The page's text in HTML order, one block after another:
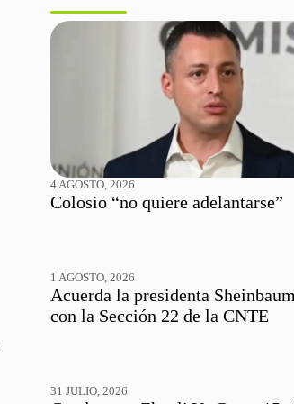
4 AGOSTO, 2026
Colosio “no quiere adelantarse”
1 AGOSTO, 2026
Acuerda la presidenta
con la Sección 22 de la CNTE
31 JULIO, 2026